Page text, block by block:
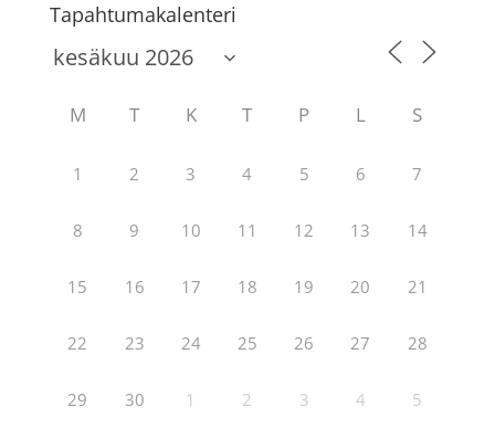
Tapahtumakalenteri
M T K T P L S
1 2 3 4 5 6 7
8 9 10 11 12 13 14
15 16 17 18 19 20 21
22 23 24 25 26 27 28
29 30 1 2 3 4 5